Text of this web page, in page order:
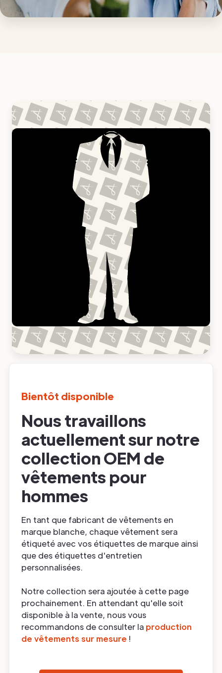
Bientôt disponible
Nous travaillons
actuellement sur notre
collection OEM de
vêtements pour
hommes
En tant que fabricant de vêtements en
marque blanche, chaque vêtement sera
étiqueté avec vos étiquettes de marque ainsi
que des étiquettes d'entretien
personnalisées.
Notre collection sera ajoutée à cette page
prochainement. En attendant qu'elle soit
disponible à la vente, nous vous
recommandons de consulter la production
de vêtements sur mesure !